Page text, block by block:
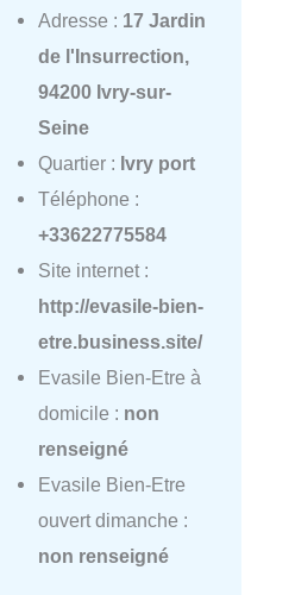
Adresse : 17 Jardin
de l'Insurrection,
94200 Ivry-sur-
Seine
Quartier : Ivry port
Téléphone :
+33622775584
Site internet :
http://evasile-bien-
etre.business.site/
Evasile Bien-Etre à
domicile : non
renseigné
Evasile Bien-Etre
ouvert dimanche :
non renseigné